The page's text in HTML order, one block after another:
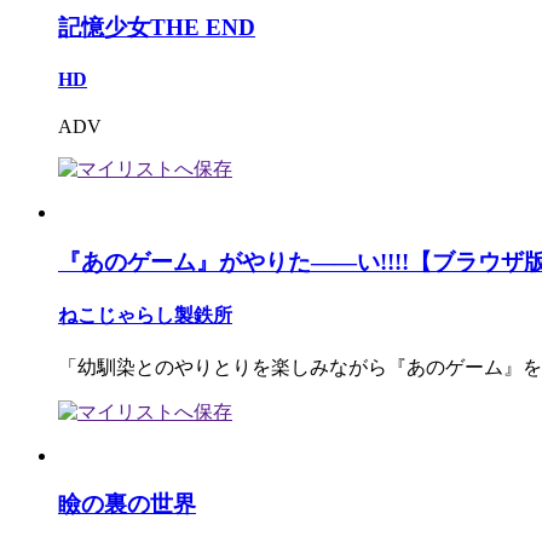
記憶少女THE END
HD
ADV
『あのゲーム』がやりた――い!!!!【ブラウザ版
ねこじゃらし製鉄所
「幼馴染とのやりとりを楽しみながら『あのゲーム』を
瞼の裏の世界